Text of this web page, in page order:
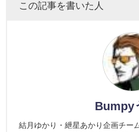
この記事を書いた人
Bumpy
結月ゆかり・紲星あかり企画チー